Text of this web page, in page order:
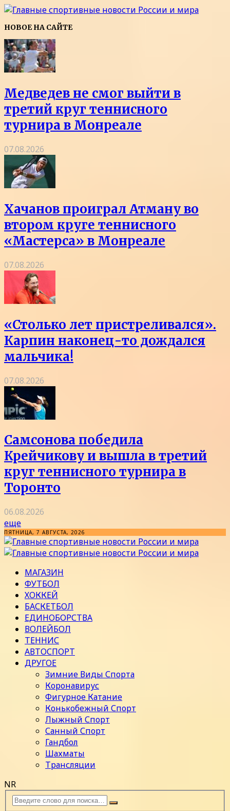
НОВОЕ НА САЙТЕ
Медведев не смог выйти в
третий круг теннисного
турнира в Монреале
07.08.2026
Хачанов проиграл Атману во
втором круге теннисного
«Мастерса» в Монреале
07.08.2026
«Столько лет пристреливался».
Карпин наконец-то дождался
мальчика!
07.08.2026
Самсонова победила
Крейчикову и вышла в третий
круг теннисного турнира в
Торонто
06.08.2026
еще
ПЯТНИЦА, 7 АВГУСТА, 2026
МАГАЗИН
ФУТБОЛ
ХОККЕЙ
БАСКЕТБОЛ
ЕДИНОБОРСТВА
ВОЛЕЙБОЛ
ТЕННИС
АВТОСПОРТ
ДРУГОЕ
Зимние Виды Спорта
Коронавирус
Фигурное Катание
Конькобежный Спорт
Лыжный Спорт
Санный Спорт
Гандбол
Шахматы
Трансляции
NR